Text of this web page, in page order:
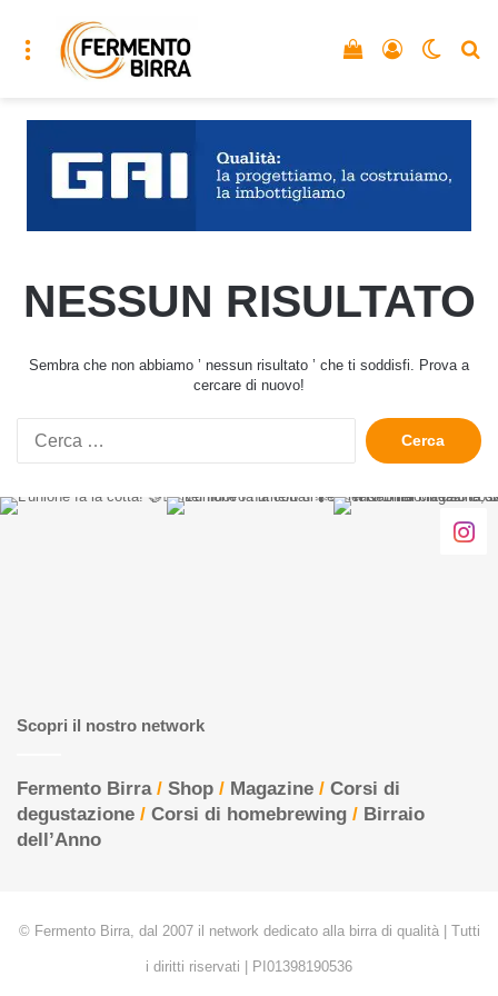
Menu Accedi
Vedi il carrello
NESSUN RISULTATO
Sembra che non abbiamo ’ nessun risultato ’ che ti soddisfi. Prova a
cercare di nuovo!
Ricerca
per:
Scopri il nostro network
Fermento Birra/ Shop / Magazine / Corsi di
degustazione / Corsi di homebrewing / Birraio
dell’Anno
© Fermento Birra, dal 2007 il network dedicato alla birra di qualità | Tutti
i diritti riservati | PI01398190536